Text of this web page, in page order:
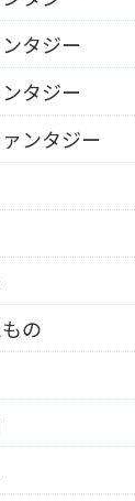
タジー
タジー
ンタジー
の